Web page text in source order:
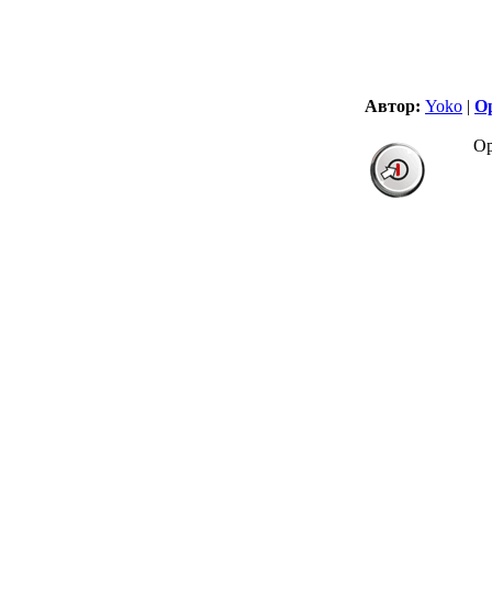
Автор: Yoko |